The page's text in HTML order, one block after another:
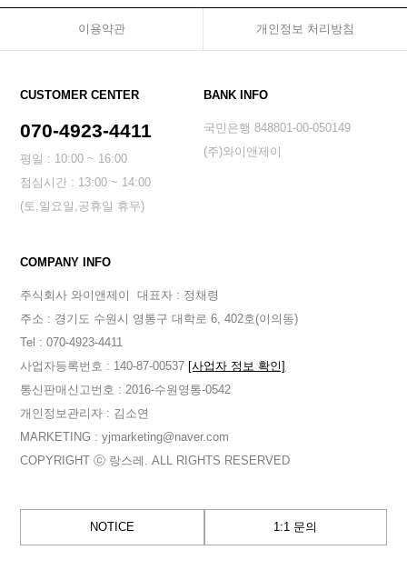
이용약관 개인정보 처리방침
CUSTOMER CENTER
070-4923-4411
평일 : 10:00 ~ 16:00
점심시간 : 13:00 ~ 14:00
(토,일요일,공휴일 휴무)
BANK INFO
국민은행 848801-00-050149
(주)와이앤제이
COMPANY INFO
주식회사 와이앤제이
대표자 : 정채령
주소 : 경기도 수원시 영통구 대학로 6, 402호(이의동)
Tel : 070-4923-4411
사업자등록번호 : 140-87-00537 [사업자 정보 확인]
통신판매신고번호 : 2016-수원영통-0542
개인정보관리자 : 김소연
MARKETING : yjmarketing@naver.com
COPYRIGHT ⓒ 랑스레. ALL RIGHTS RESERVED
NOTICE 1:1 문의